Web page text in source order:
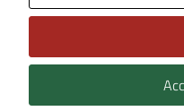
Technical Design